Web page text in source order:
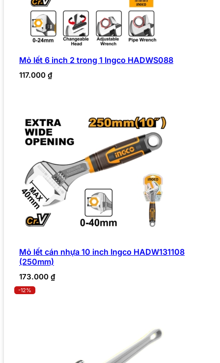
Mỏ lết 6 inch 2 trong 1 Ingco HADWS088
117.000 ₫
Mỏ lết cán nhựa 10 inch Ingco HADW131108
(250mm)
173.000 ₫
-12%